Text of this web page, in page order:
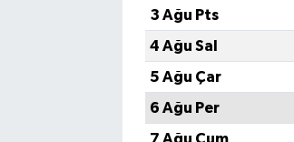
3 Ağu Pts
4 Ağu Sal
5 Ağu Çar
6 Ağu Per
7 Ağu Cum